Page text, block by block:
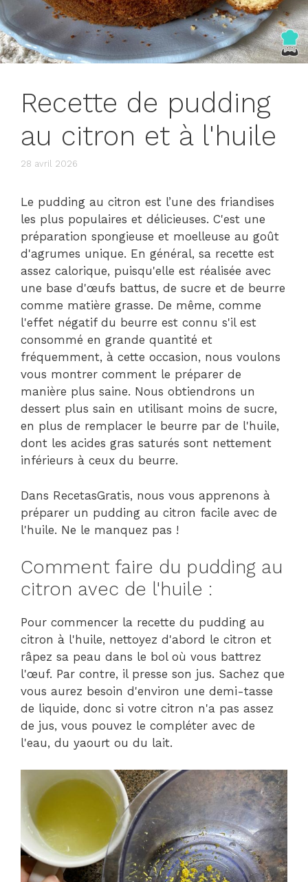
Recette de pudding
au citron et à l'huile
28 avril 2026
Le pudding au citron est l’une des friandises
les plus populaires et délicieuses. C'est une
préparation spongieuse et moelleuse au goût
d'agrumes unique. En général, sa recette est
assez calorique, puisqu'elle est réalisée avec
une base d'œufs battus, de sucre et de beurre
comme matière grasse. De même, comme
l'effet négatif du beurre est connu s'il est
consommé en grande quantité et
fréquemment, à cette occasion, nous voulons
vous montrer comment le préparer de
manière plus saine. Nous obtiendrons un
dessert plus sain en utilisant moins de sucre,
en plus de remplacer le beurre par de l'huile,
dont les acides gras saturés sont nettement
inférieurs à ceux du beurre.
Dans RecetasGratis, nous vous apprenons à
préparer un pudding au citron facile avec de
l'huile. Ne le manquez pas !
Comment faire du pudding au
citron avec de l'huile :
Pour commencer la recette du pudding au
citron à l'huile, nettoyez d'abord le citron et
râpez sa peau dans le bol où vous battrez
l'œuf. Par contre, il presse son jus. Sachez que
vous aurez besoin d'environ une demi-tasse
de liquide, donc si votre citron n'a pas assez
de jus, vous pouvez le compléter avec de
l'eau, du yaourt ou du lait.